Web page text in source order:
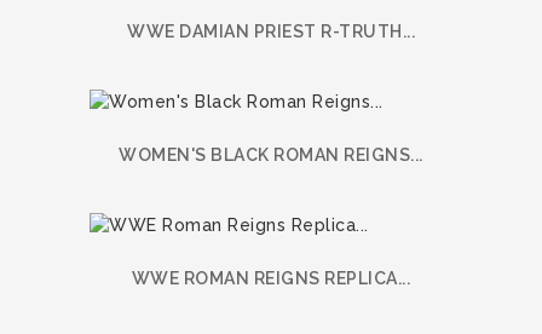
WWE DAMIAN PRIEST R-TRUTH...
WOMEN'S BLACK ROMAN REIGNS...
WWE ROMAN REIGNS REPLICA...